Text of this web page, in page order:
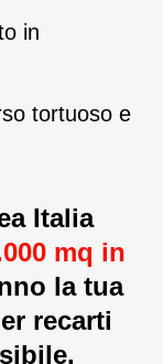
in
tortuoso e
Italia
mq in
la tua
recarti